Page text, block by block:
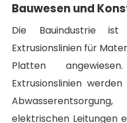
Bauwesen und
Die Bauindustrie
Extrusionslinien für
Platten
Extrusionslinien
elektrischen Leitungen